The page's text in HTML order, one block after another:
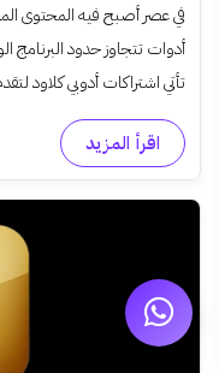
في عصر أصبح فيه المحتوى
أدوات تتجاوز حدود البرنامج
تأتي اشتراكات أدوبي كلاود
اقرأ المزيد